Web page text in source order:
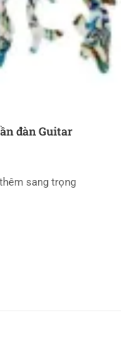
đàn Guitar
sang trọng